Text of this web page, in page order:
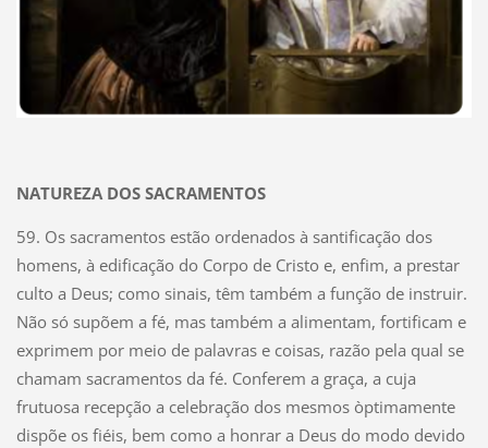
NATUREZA DOS SACRAMENTOS
59. Os sacramentos estão ordenados à santificação dos
homens, à edificação do Corpo de Cristo e, enfim, a prestar
culto a Deus; como sinais, têm também a função de instruir.
Não só supõem a fé, mas também a alimentam, fortificam e
exprimem por meio de palavras e coisas, razão pela qual se
chamam sacramentos da fé. Conferem a graça, a cuja
frutuosa recepção a celebração dos mesmos òptimamente
dispõe os fiéis, bem como a honrar a Deus do modo devido